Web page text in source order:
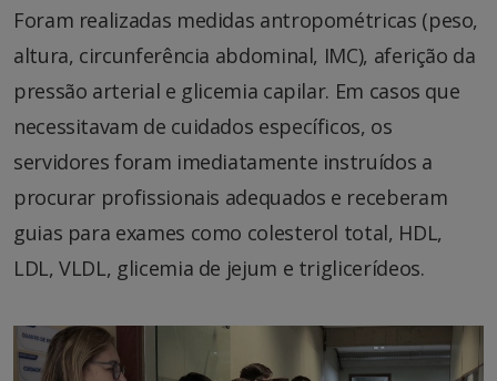
Foram realizadas medidas antropométricas (peso,
altura, circunferência abdominal, IMC), aferição da
pressão arterial e glicemia capilar. Em casos que
necessitavam de cuidados específicos, os
servidores foram imediatamente instruídos a
procurar profissionais adequados e receberam
guias para exames como colesterol total, HDL,
LDL, VLDL, glicemia de jejum e triglicerídeos.